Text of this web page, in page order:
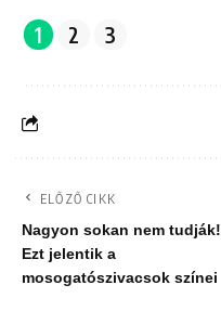
1 2 3
ELŐZŐ CIKK
Nagyon sokan nem tudják!
Ezt jelentik a
mosogatószivacsok színei